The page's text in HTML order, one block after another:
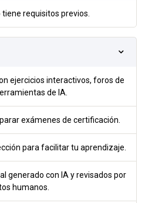
tiene requisitos previos.
ejercicios interactivos, foros de
de IA.
exámenes de certificación.
para facilitar tu aprendizaje.
generado con IA y revisados por
humanos.